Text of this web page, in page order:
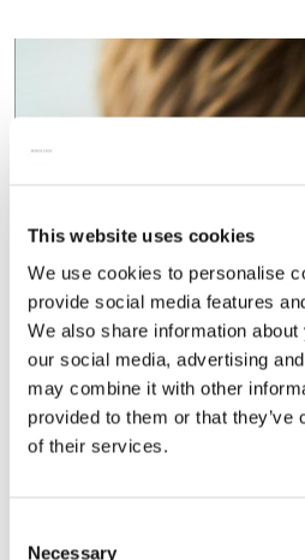
This website uses cookies
We use cookies to personalise
provide social media features
We also share information
our social media, advertising
may combine it with other
provided to them or that
of their services.
Necessary